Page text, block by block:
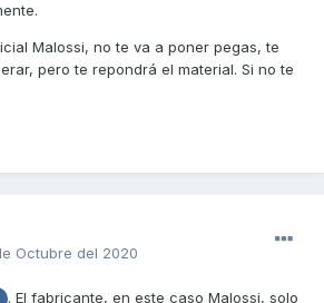
Malossi, no te va a poner pegas, te
pero te repondrá el material. Si no te
Octubre del 2020
. El fabricante, en este caso Malossi, solo